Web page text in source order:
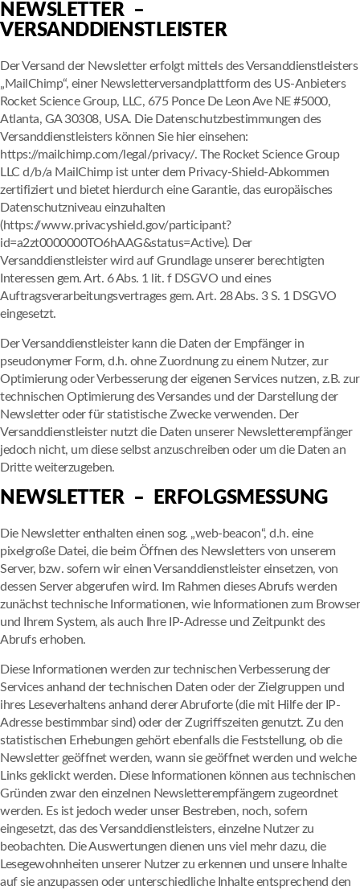
NEWSLETTER –
VERSANDDIENSTLEISTER
Der Versand der Newsletter erfolgt mittels des Versanddienstleisters
„MailChimp“, einer Newsletterversandplattform des US-Anbieters
Rocket Science Group, LLC, 675 Ponce De Leon Ave NE #5000,
Atlanta, GA 30308, USA. Die Datenschutzbestimmungen des
Versanddienstleisters können Sie hier einsehen:
https://mailchimp.com/legal/privacy/. The Rocket Science Group
LLC d/b/a MailChimp ist unter dem Privacy-Shield-Abkommen
zertifiziert und bietet hierdurch eine Garantie, das europäisches
Datenschutzniveau einzuhalten
(https://www.privacyshield.gov/participant?
id=a2zt0000000TO6hAAG&status=Active). Der
Versanddienstleister wird auf Grundlage unserer berechtigten
Interessen gem. Art. 6 Abs. 1 lit. f DSGVO und eines
Auftragsverarbeitungsvertrages gem. Art. 28 Abs. 3 S. 1 DSGVO
eingesetzt.
Der Versanddienstleister kann die Daten der Empfänger in
pseudonymer Form, d.h. ohne Zuordnung zu einem Nutzer, zur
Optimierung oder Verbesserung der eigenen Services nutzen, z.B. zur
technischen Optimierung des Versandes und der Darstellung der
Newsletter oder für statistische Zwecke verwenden. Der
Versanddienstleister nutzt die Daten unserer Newsletterempfänger
jedoch nicht, um diese selbst anzuschreiben oder um die Daten an
Dritte weiterzugeben.
NEWSLETTER – ERFOLGSMESSUNG
Die Newsletter enthalten einen sog. „web-beacon“, d.h. eine
pixelgroße Datei, die beim Öffnen des Newsletters von unserem
Server, bzw. sofern wir einen Versanddienstleister einsetzen, von
dessen Server abgerufen wird. Im Rahmen dieses Abrufs werden
zunächst technische Informationen, wie Informationen zum Browser
und Ihrem System, als auch Ihre IP-Adresse und Zeitpunkt des
Abrufs erhoben.
Diese Informationen werden zur technischen Verbesserung der
Services anhand der technischen Daten oder der Zielgruppen und
ihres Leseverhaltens anhand derer Abruforte (die mit Hilfe der IP-
Adresse bestimmbar sind) oder der Zugriffszeiten genutzt. Zu den
statistischen Erhebungen gehört ebenfalls die Feststellung, ob die
Newsletter geöffnet werden, wann sie geöffnet werden und welche
Links geklickt werden. Diese Informationen können aus technischen
Gründen zwar den einzelnen Newsletterempfängern zugeordnet
werden. Es ist jedoch weder unser Bestreben, noch, sofern
eingesetzt, das des Versanddienstleisters, einzelne Nutzer zu
beobachten. Die Auswertungen dienen uns viel mehr dazu, die
Lesegewohnheiten unserer Nutzer zu erkennen und unsere Inhalte
auf sie anzupassen oder unterschiedliche Inhalte entsprechend den